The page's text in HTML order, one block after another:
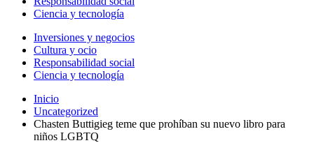
Ciencia y tecnología
Inversiones y negocios
Cultura y ocio
Responsabilidad social
Ciencia y tecnología
Inicio
Uncategorized
Chasten Buttigieg teme que prohíban su nuevo libro para
niños LGBTQ